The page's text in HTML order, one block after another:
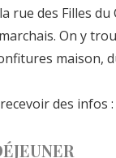
rue des Filles
On y
maison,
des infos :